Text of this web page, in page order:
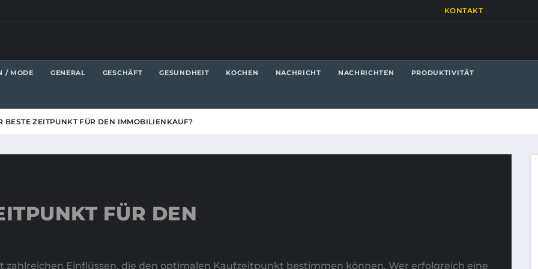
KONTAKT
/ MODE GENERAL GESCHÄFT GESUNDHEIT KOCHEN NACHRICHT NACHRICHTEN PRODUKTIVITÄT
BESTE ZEITPUNKT FÜR DEN IMMOBILIENKAUF?
FÜR DEN
Einflüssen, die den optimalen Kaufzeitpunkt bestimmen können. Wer erfolgreich eine